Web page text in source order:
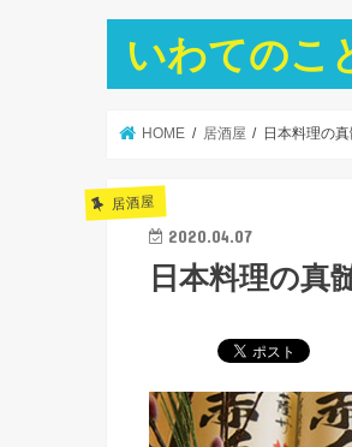
いわてのこ
HOME 居酒屋 日本料理の
居酒屋
2020.04.07
日本料理の真